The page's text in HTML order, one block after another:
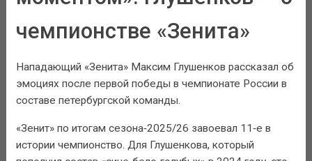
чемпионстве «Зенита»
Нападающий «Зенита» Максим Глушенков рассказал об
эмоциях после первой победы в чемпионате России в
составе петербургской команды.
«Зенит» по итогам сезона‑2025/26 завоевал 11‑е в
истории чемпионство. Для Глушенкова, который